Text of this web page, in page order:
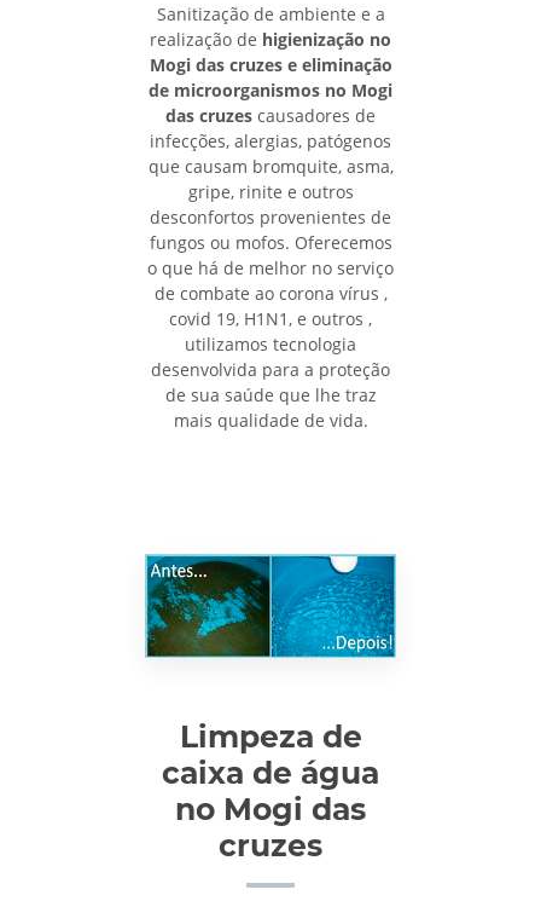
Sanitização de ambiente e a
realização de higienização no
Mogi das cruzes e eliminação
de microorganismos no Mogi
das cruzes causadores de
infecções, alergias, patógenos
que causam bromquite, asma,
gripe, rinite e outros
desconfortos provenientes de
fungos ou mofos. Oferecemos
o que há de melhor no serviço
de combate ao corona vírus ,
covid 19, H1N1, e outros ,
utilizamos tecnologia
desenvolvida para a proteção
de sua saúde que lhe traz
mais qualidade de vida.
Limpeza de
caixa de água
no Mogi das
cruzes